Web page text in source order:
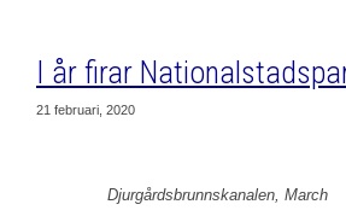
I år firar
21 februari, 2020
Djurgårdsbrunnskanalen, March